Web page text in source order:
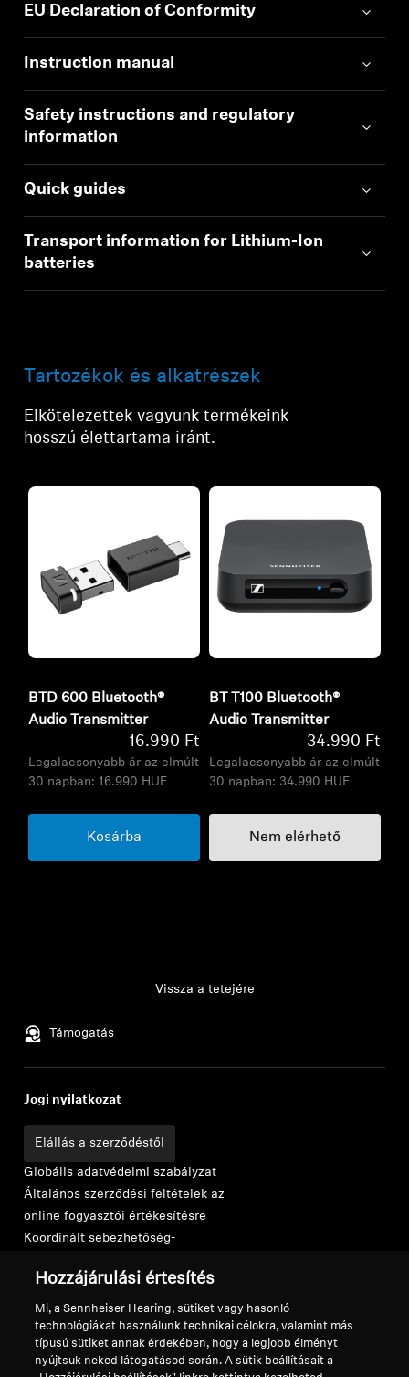
EU Declaration of Conformity
Instruction manual
Safety instructions and regulatory
information
Quick guides
Transport information for Lithium-Ion
batteries
Tartozékok és alkatrészek
Elkötelezettek vagyunk termékeink
hosszú élettartama iránt.
BTD 600 Bluetooth®
Audio Transmitter
16.990 Ft
Legalacsonyabb ár az elmúlt
30 napban: 16.990 HUF
Kosárba
BT T100 Bluetooth®
Audio Transmitter
34.990 Ft
Legalacsonyabb ár az elmúlt
30 napban: 34.990 HUF
Nem elérhető
Támogatás
Vissza a tetejére
Jogi nyilatkozat
Elállás a szerződéstől
Globális adatvédelmi szabályzat
Általános szerződési feltételek az
online fogyasztói értékesítésre
Koordinált sebezhetőség-
Karrier a Sonovánál
Sajtókapcsolatok
Hozzájárulási értesítés
Mi, a Sennheiser Hearing, sütiket vagy hasonló
technológiákat használunk technikai célokra, valamint más
típusú sütiket annak érdekében, hogy a legjobb élményt
nyújtsuk neked látogatásod során. A sütik beállításait a